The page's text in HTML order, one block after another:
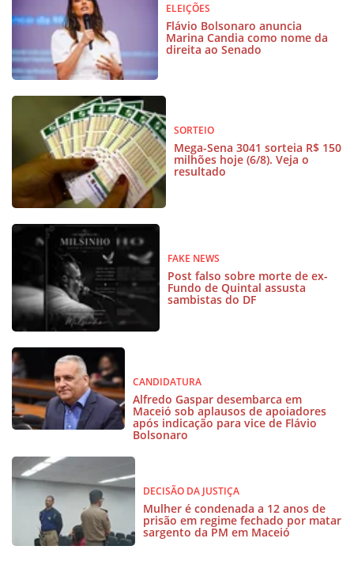
ELEIÇÕES
Flávio Bolsonaro anuncia
Marina Candia como nome da
direita ao Senado
SORTEIO
Mega-Sena 3041 sorteia R$ 150
milhões hoje (6/8). Veja o
resultado
FAKE NEWS
Post falso sobre morte de ex-
Fundo de Quintal assusta
sambistas do DF
CANDIDATURA
Alfredo Gaspar desembarca em
Maceió sob aplausos de apoiadores
após indicação para vice de Flávio
Bolsonaro
DECISÃO DA JUSTIÇA
Mulher é condenada a 12 anos de
prisão em regime fechado por matar
sargento da PM em Maceió